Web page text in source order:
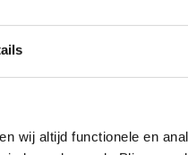
wij altijd functionele en